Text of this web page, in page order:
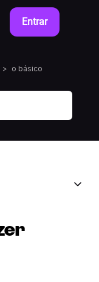
Entrar
o básico